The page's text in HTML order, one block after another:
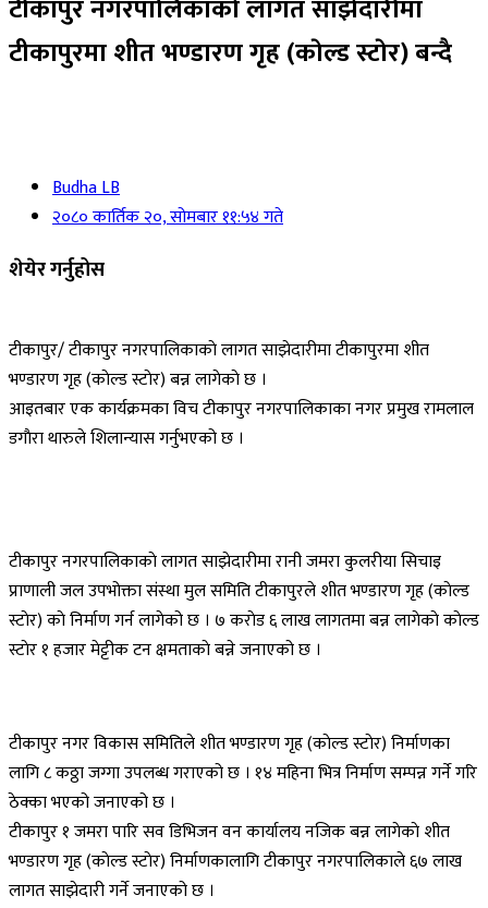
टीकापुर नगरपालिकाकाे लागत साझेदारीमा
टीकापुरमा शीत भण्डारण गृह (काेल्ड स्टाेर) बन्दै
Budha LB
२०८० कार्तिक २०, सोमबार ११:५४ गते
शेयेर गर्नुहोस
टीकापुर/ टीकापुर नगरपालिकाकाे लागत साझेदारीमा टीकापुरमा शीत
भण्डारण गृह (काेल्ड स्टाेर) बन्न लागेकाे छ ।
आइतबार एक कार्यक्रमका विच टीकापुर नगरपालिकाका नगर प्रमुख रामलाल
डगाैरा थारुले शिलान्यास गर्नुभएको छ ।
टीकापुर नगरपालिकाकाे लागत साझेदारीमा रानी जमरा कुलरीया सिचाइ
प्राणाली जल उपभोक्ता संस्था मुल समिति टीकापुरले शीत भण्डारण गृह (काेल्ड
स्टाेर) काे निर्माण गर्न लागेको छ । ७ कराेड ६ लाख लागतमा बन्न लागेकाे काेल्ड
स्टाेर १ हजार मेट्टीक टन क्षमताकाे बन्ने जनाएको छ ।
टीकापुर नगर विकास समितिले शीत भण्डारण गृह (काेल्ड स्टाेर) निर्माणका
लागि ८ कठ्ठा जग्गा उपलब्ध गराएको छ । १४ महिना भित्र निर्माण सम्पन्न गर्ने गरि
ठेक्का भएको जनाएको छ ।
टीकापुर १ जमरा पारि सव डिभिजन वन कार्यालय नजिक बन्न लागेकाे शीत
भण्डारण गृह (काेल्ड स्टाेर) निर्माणकालागि टीकापुर नगरपालिकाले ६७ लाख
लागत साझेदारी गर्ने जनाएको छ ।